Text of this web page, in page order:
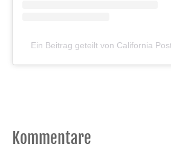
Ein Beitrag geteilt von California
Kommentare